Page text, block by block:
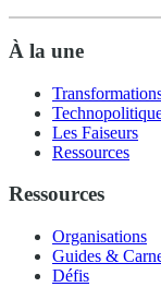
À la une
Les Faiseurs
Ressources
Ressources
Organisations
Guides &
Défis